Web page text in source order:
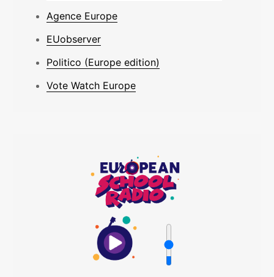
Agence Europe
EUobserver
Politico (Europe edition)
Vote Watch Europe